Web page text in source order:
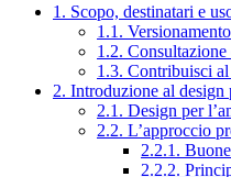
1. Scopo, destinatari e
1.1.
1.2. Consultazione
1.3. Contribuisci
2. Introduzione al
2.1. Design per
2.2. L’approccio
2.2.1.
2.2.2.